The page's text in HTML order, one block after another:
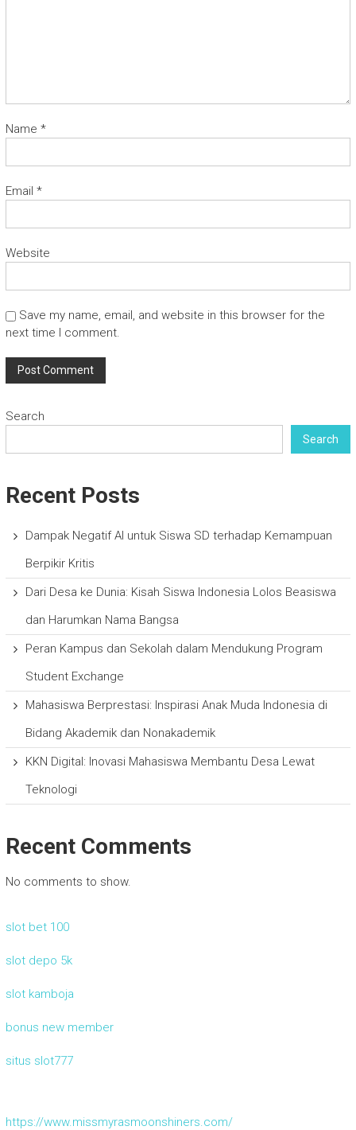
Name *
Email *
Website
Save my name, email, and website in this browser for the
next time I comment.
Search
Search
Recent Posts
Dampak Negatif AI untuk Siswa SD terhadap Kemampuan
Berpikir Kritis
Dari Desa ke Dunia: Kisah Siswa Indonesia Lolos Beasiswa
dan Harumkan Nama Bangsa
Peran Kampus dan Sekolah dalam Mendukung Program
Student Exchange
Mahasiswa Berprestasi: Inspirasi Anak Muda Indonesia di
Bidang Akademik dan Nonakademik
KKN Digital: Inovasi Mahasiswa Membantu Desa Lewat
Teknologi
Recent Comments
No comments to show.
slot bet 100
slot depo 5k
slot kamboja
bonus new member
situs slot777
https://www.missmyrasmoonshiners.com/